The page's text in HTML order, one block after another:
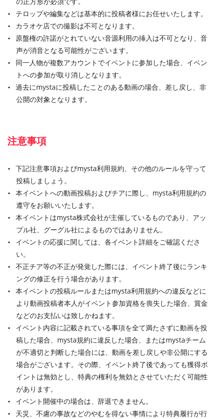
テロップや編集などは基本的に投稿者様にお任せいたします。
カラオケ店での撮影は不可となります。
原盤権の許諾がとれていない音源利用の挿入は不可となり、音
声が消音となる可能性がございます。
同一人物が複数アカウントでイベントに参加した場合、イベン
トへの参加が取り消しとなります。
過去にmystaに投稿したことのある動画の場合、差し戻し、非
公開の対象となります。
注意事項
下記注意事項およびmysta利用規約、その他のルールを守って
投稿しましょう。
本イベントへの動画投稿およびチアに際し、mysta利用規約の
遵守をお願いいたします。
本イベントはmysta株式会社が主催しているものであり、アッ
プル社、グーグル社によるものではありません。
イベントの応援に関しては、各イベント詳細をご確認くださ
い。
不正チア等の不正が発覚した際には、イベント終了後にランキ
ングの修正を行う場合があります。
本イベントの投稿ルールまたはmysta利用規約への違反などに
より動画投稿者本人がイベント参加資格を喪失した場合、賞金
などのお支払いは致しかねます。
イベント内容に記載されている事項を全て満たさずに動画を投
稿した場合、mysta規約に違反した場合、またはmystaチーム
が不適切と判断した場合には、動画を差し戻しや非公開にする
場合がございます。その際、イベント終了後であっても獲得ポ
イントは無効とし、特典の権利を無効とさせていただく可能性
があります。
イベント開催中の場合は、辞退できません。
天災、不慮の事故などのやむを得ない事情により特典履行が行